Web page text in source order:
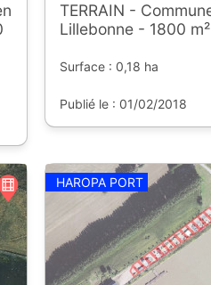
TERRAIN -
Lillebonne - 1800 m²
Surface : 0,18 ha
Publié le : 01/02/2018
HAROPA PORT